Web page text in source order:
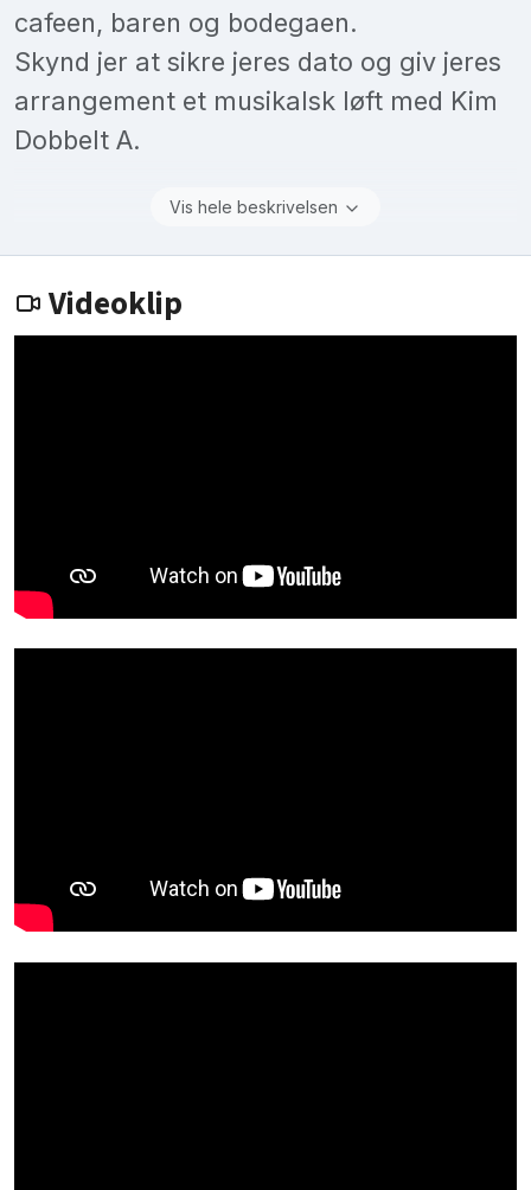
cafeen, baren og bodegaen.
Skynd jer at sikre jeres dato og giv jeres
arrangement et musikalsk løft med Kim
Dobbelt A.
Vis hele beskrivelsen
Videoklip